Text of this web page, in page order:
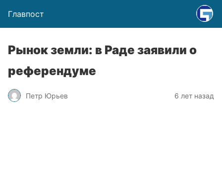
Главпост
Рынок земли: в Раде заявили о
референдуме
Петр Юрьев 6 лет назад